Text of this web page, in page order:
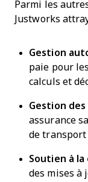
Parmi les
Justworks
Gestion
paie pour
calculs et
Gestion
assurance
de transport
Soutien à
des mises à